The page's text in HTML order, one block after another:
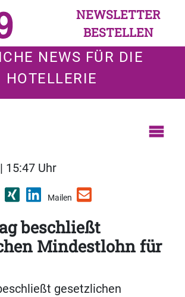
NEWSLETTER
BESTELLEN
NEWS FÜR DIE
HOTELLERIE
15:47 Uhr
Mailen
beschließt
Mindestlohn für
gesetzlichen